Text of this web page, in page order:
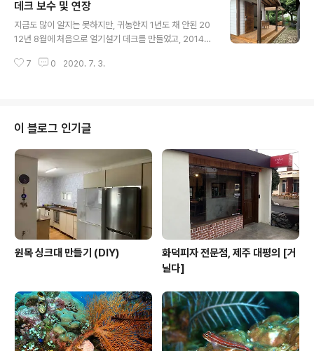
윗쪽만 신경 써서 방수시트로 잘 덮었다. 그 다음으로는 고
양이 급식소, 일명 캣타워? ㅎㅎㅎ 참고로 지난번에 만든건
워낙 급하게 밥 자리를 옮겨야해서 급조했던거라... 밥은 먹
걸렸었는데, 이번엔 밥도 여럿이 같이 먹을 수도 있고, 비
데크 보수 및 연장
지금도 많이 알지는 못하지만, 귀농한지 1년도 채 안된 20
12년 8월에 처음으로 얼기설기 데크를 만들었고, 2014년
래 링크들은 기록삼아 남긴거니 패쓰 추천) https://bada.
짓꺼, 오일스테인 한통 사서 발라도 되겠지만, 어짜피 방부
목이 방부처리된 나� bada.tistory.com https://bad
a.tistory.com/617 8/13 - 데크와 파고라 만들기 - 2 오
늘도 아침부터 작업을 시작;;; 비가 온다는 예보때문에 중간
중간 사진을..
7 0 2020. 7. 3.
이 블로그 인기글
원목 싱크대 만들기 (DIY)
화덕피자 전문점, 제주 대평의 [거
닐다]